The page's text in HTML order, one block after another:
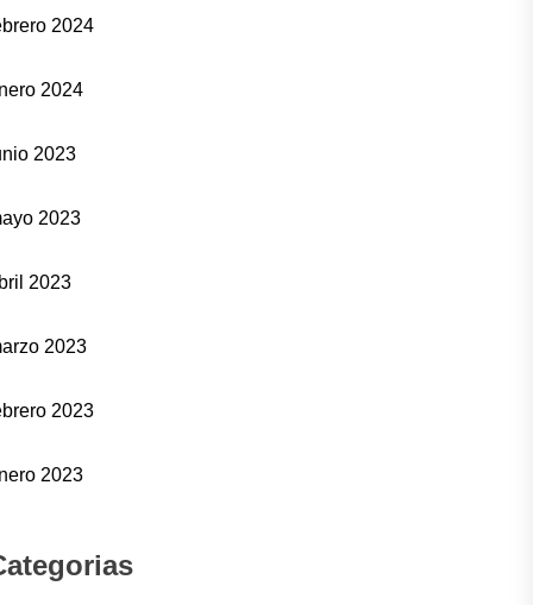
2024
2024
2023
2023
2023
2023
2023
2023